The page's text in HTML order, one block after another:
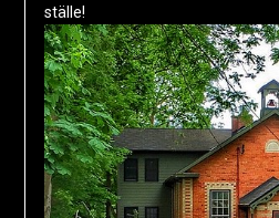
ställe!